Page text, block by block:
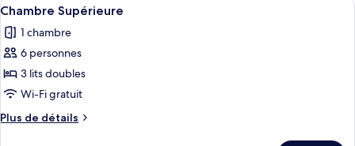
Standard
de
Chambre
Quadruple
toutes
les
photos
pour
ce
type
de
5
Chambre Supérieure
1 chambre
6 personnes
3 lits doubles
Wi-Fi gratuit
Plus de détails
Plus